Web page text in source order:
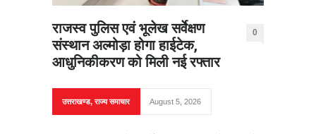
राजस्व पुलिस एवं भूलेख सर्वेक्षण
संस्थान अल्मोड़ा होगा हाईटेक,
आधुनिकीकरण को मिली नई रफ्तार
0
उत्तराखण्ड,राज्य समाचार August 5, 2026